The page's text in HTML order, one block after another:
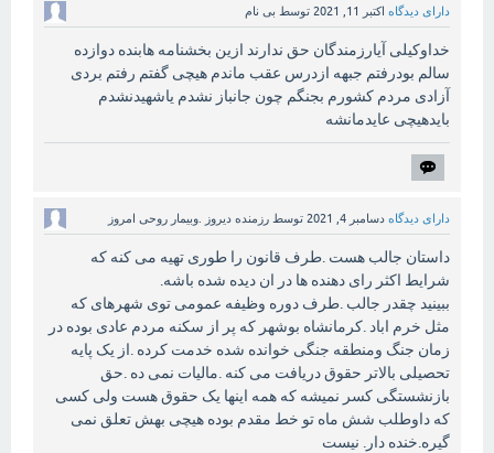
دارای دیدگاه اکتبر 11, 2021 توسط بی نام
خداوکیلی آیارزمندگان حق ندارند ازین بخشنامه هابنده دوازده
سالم بودرفتم جبهه ازدرس عقب ماندم هیچی گفتم رفتم بردی
آزادی مردم کشورم بجنگم چون جانباز نشدم یاشهیدنشدم
بایدهیچی عایدمانشه
دارای دیدگاه دسامبر 4, 2021 توسط رزمنده دیروز .وبیمار روحی امروز
داستان جالب هست .طرف قانون را طوری تهیه می کنه که
شرایط اکثر رای دهنده ها در ان دیده شده باشه.
ببینید چقدر جالب .طرف دوره وظیفه عمومی توی شهرهای که
مثل خرم اباد .کرمانشاه بوشهر که پر از سکنه مردم عادی بوده در
زمان جنگ ومنطقه جنگی خوانده شده خدمت کرده .از یک پایه
تحصیلی بالاتر حقوق دریافت می کنه .مالیات نمی ده .حق
بازنشستگی کسر نمیشه که همه اینها یک حقوق هست ولی کسی
که داوطلب شش ماه تو خط مقدم بوده هیچی بهش تعلق نمی
گیره.خنده دار. نیست